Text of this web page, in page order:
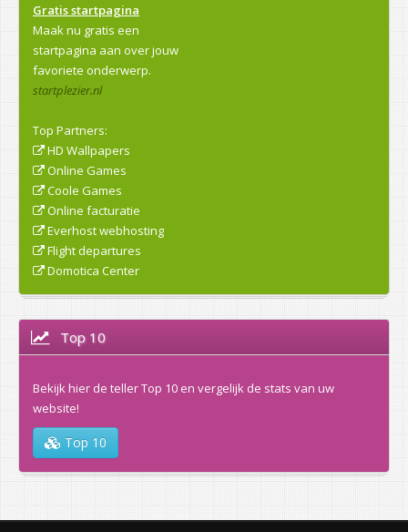
Gratis startpagina
Maak nu gratis een
startpagina aan over jouw
favoriete onderwerp.
startplezier.nl
Top Partners:
HD Wallpapers
Online Games
Coole Games
Online facturatie
Everhost webhosting
Flight departures
Domotica Center
Top 10
Bekijk hier de teller Top 10 en vergelijk de stats van uw
website!
Top 10